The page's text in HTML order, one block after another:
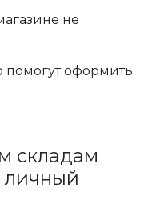
не
оформить
складам
личный